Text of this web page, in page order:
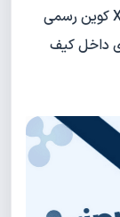
کار برده شده و کسانی که به جا به جایی XRP کوین رسمی
داخل کیف